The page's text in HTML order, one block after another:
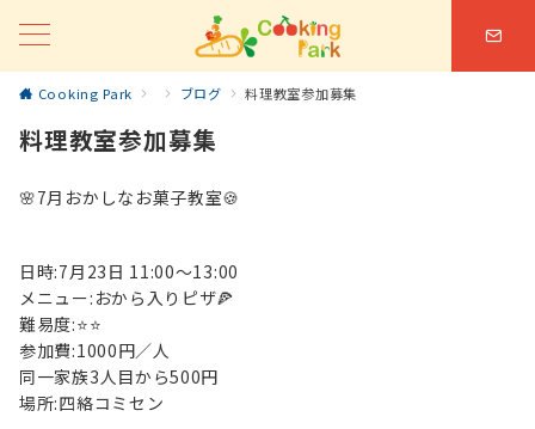
Cooking Park ブログ 料理教室参加募集
料理教室参加募集
🌸7月おかしなお菓子教室🍪
日時:7月23日 11:00〜13:00
メニュー:おから入りピザ🍕
難易度:⭐️⭐️
参加費:1000円／人
同一家族3人目から500円
場所:四絡コミセン